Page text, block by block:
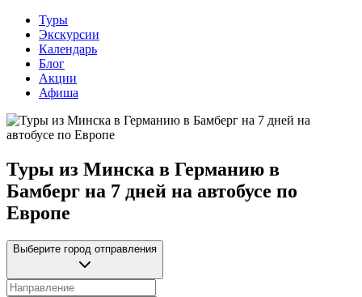
Туры
Экскурсии
Календарь
Блог
Акции
Афиша
Туры из Минска в Германию в
Бамберг на 7 дней на автобусе по
Европе
Выберите город отправления